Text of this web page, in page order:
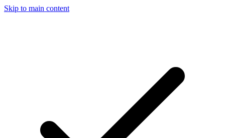
Skip to main content